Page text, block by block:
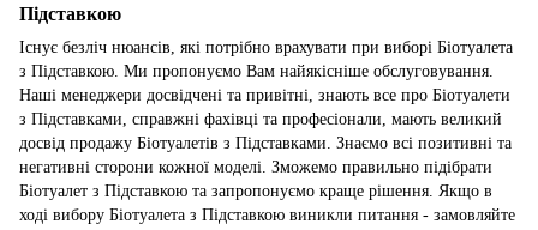
Підставкою
Існує безліч нюансів, які потрібно врахувати при виборі Біотуалета
з Підставкою. Ми пропонуємо Вам найякісніше обслуговування.
Наші менеджери досвідчені та привітні, знають все про Біотуалети
з Підставками, справжні фахівці та професіонали, мають великий
досвід продажу Біотуалетів з Підставками. Знаємо всі позитивні та
негативні сторони кожної моделі. Зможемо правильно підібрати
Біотуалет з Підставкою та запропонуємо краще рішення. Якщо в
ході вибору Біотуалета з Підставкою виникли питання - замовляйте